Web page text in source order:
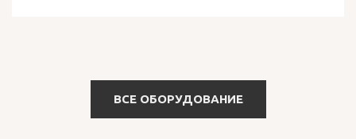
ВСЕ ОБОРУДОВАНИЕ